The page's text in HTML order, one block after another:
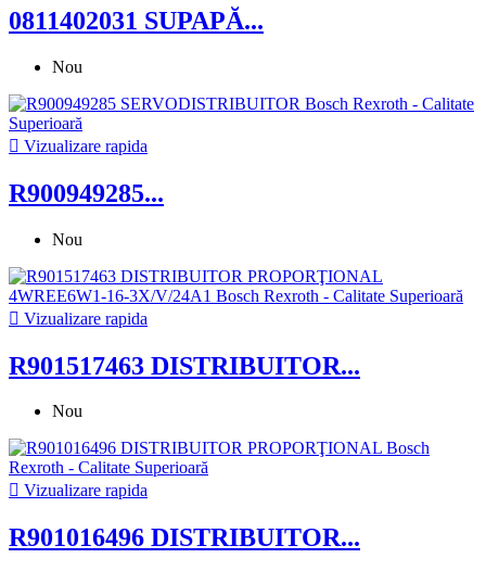
0811402031 SUPAPĂ...
Nou
 Vizualizare rapida
R900949285...
Nou
 Vizualizare rapida
R901517463 DISTRIBUITOR...
Nou
 Vizualizare rapida
R901016496 DISTRIBUITOR...